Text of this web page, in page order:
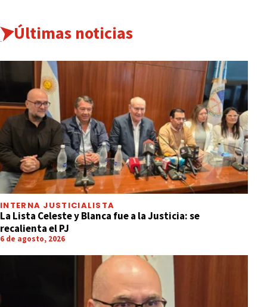
Últimas noticias
INTERNA JUSTICIALISTA
La Lista Celeste y Blanca fue a la Justicia: se
recalienta el PJ
6 de agosto, 2026